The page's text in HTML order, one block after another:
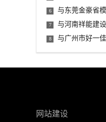
6
与东莞金豪省
7
与河南祥能建
8 与广州市好一
网站建设